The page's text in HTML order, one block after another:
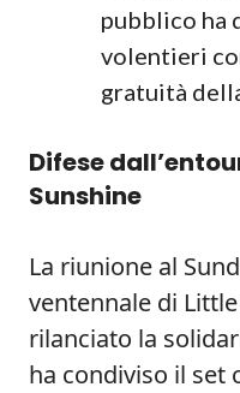
pubblico ha
volentieri
gratuità
Difese
Sunshine
La riunione al
ventennale di
rilanciato la
ha condiviso il set